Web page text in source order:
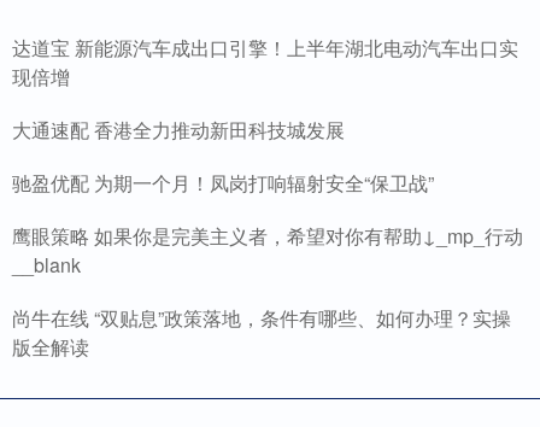
达道宝 新能源汽车成出口引擎！上半年湖北电动汽车出口实
现倍增
大通速配 香港全力推动新田科技城发展
驰盈优配 为期一个月！凤岗打响辐射安全“保卫战”
鹰眼策略 如果你是完美主义者，希望对你有帮助↓_mp_行动
__blank
尚牛在线 “双贴息”政策落地，条件有哪些、如何办理？实操
版全解读